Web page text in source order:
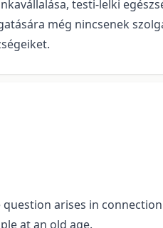
testi-lelki
még nincsenek
arises in
at an old age.